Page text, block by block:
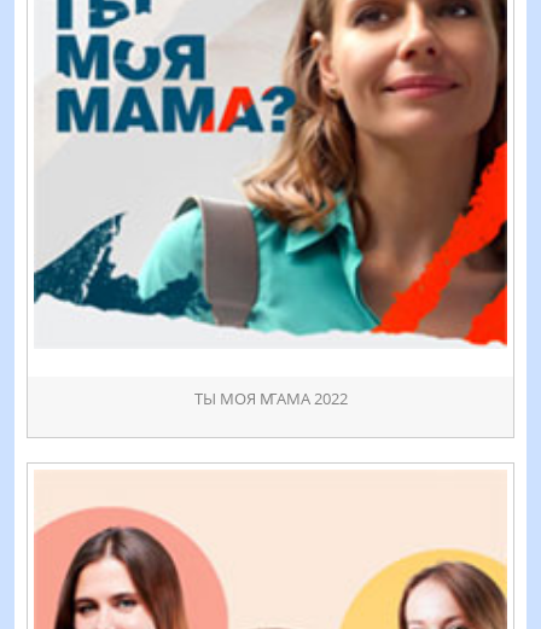
ТЫ МОЯ ꙦАМА 2022